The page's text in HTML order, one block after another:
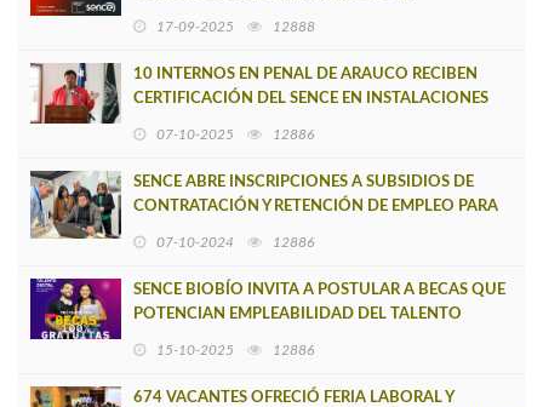
17-09-2025 12888
10 INTERNOS EN PENAL DE ARAUCO RECIBEN
CERTIFICACIÓN DEL SENCE EN INSTALACIONES
07-10-2025 12886
SENCE ABRE INSCRIPCIONES A SUBSIDIOS DE
CONTRATACIÓN Y RETENCIÓN DE EMPLEO PARA
07-10-2024 12886
SENCE BIOBÍO INVITA A POSTULAR A BECAS QUE
POTENCIAN EMPLEABILIDAD DEL TALENTO
15-10-2025 12886
674 VACANTES OFRECIÓ FERIA LABORAL Y